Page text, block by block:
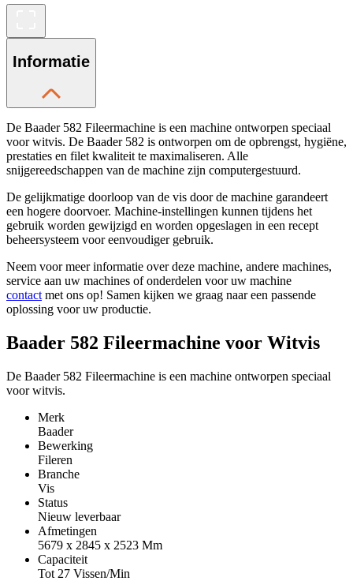
Informatie
De Baader 582 Fileermachine is een machine ontworpen speciaal
voor witvis. De Baader 582 is ontworpen om de opbrengst, hygiëne,
prestaties en filet kwaliteit te maximaliseren. Alle
snijgereedschappen van de machine zijn computergestuurd.
De gelijkmatige doorloop van de vis door de machine garandeert
een hogere doorvoer. Machine-instellingen kunnen tijdens het
gebruik worden gewijzigd en worden opgeslagen in een recept
beheersysteem voor eenvoudiger gebruik.
Neem voor meer informatie over deze machine, andere machines,
service aan uw machines of onderdelen voor uw machine
contact met ons op! Samen kijken we graag naar een passende
oplossing voor uw productie.
Baader 582 Fileermachine voor Witvis
De Baader 582 Fileermachine is een machine ontworpen speciaal
voor witvis.
Merk
Baader
Bewerking
Fileren
Branche
Vis
Status
Nieuw leverbaar
Afmetingen
5679 x 2845 x 2523 Mm
Capaciteit
Tot 27 Vissen/Min